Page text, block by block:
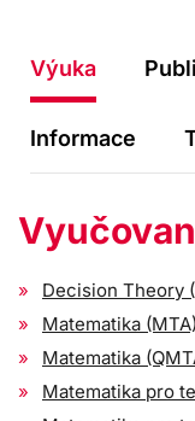
Výuka
Informace
Decision Theory
Matematika (MTA)
Matematika
Matematika pro